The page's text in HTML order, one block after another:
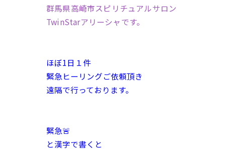
群馬県高崎市スピリチュアルサロン
TwinStarアリーシャです。
ほぼ1日１件
緊急ヒーリングご依頼頂き
遠隔で行っております。
緊急🚨
と漢字で書くと